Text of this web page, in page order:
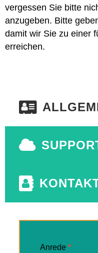
vergessen Sie bitte
anzugeben. Bitte
damit wir Sie zu einer
erreichen.
Allgemeine
Anrede *